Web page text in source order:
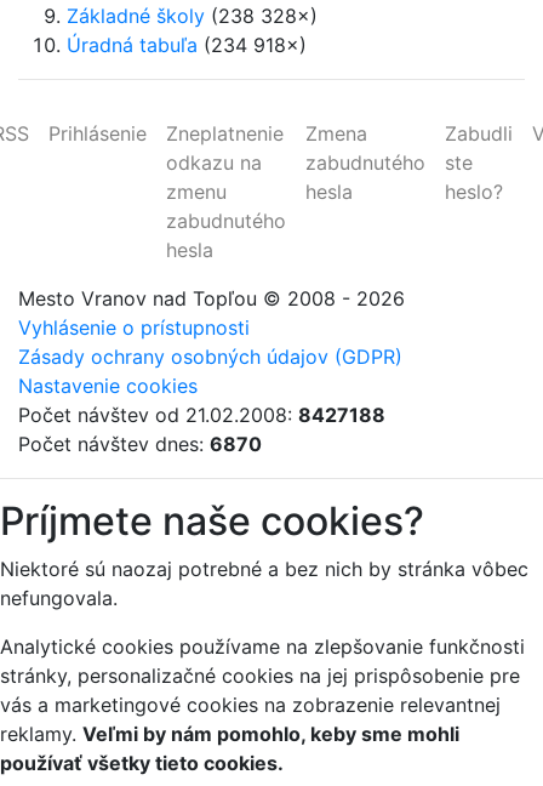
Základné školy (238 328×)
Úradná tabuľa (234 918×)
Prihlásenie
Zneplatnenie
odkazu na
zmenu
zabudnutého
hesla
Zmena
zabudnutého
hesla
Zabudli
ste
heslo?
Mesto Vranov nad Topľou © 2008 - 2026
Vyhlásenie o prístupnosti
Zásady ochrany osobných údajov (GDPR)
Nastavenie cookies
Počet návštev od 21.02.2008: 8427188
Počet návštev dnes: 6870
Príjmete naše cookies?
Niektoré sú naozaj potrebné a bez nich by stránka vôbec
nefungovala.
Analytické cookies používame na zlepšovanie funkčnosti
stránky, personalizačné cookies na jej prispôsobenie pre
vás a marketingové cookies na zobrazenie relevantnej
reklamy. Veľmi by nám pomohlo, keby sme mohli
používať všetky tieto cookies.